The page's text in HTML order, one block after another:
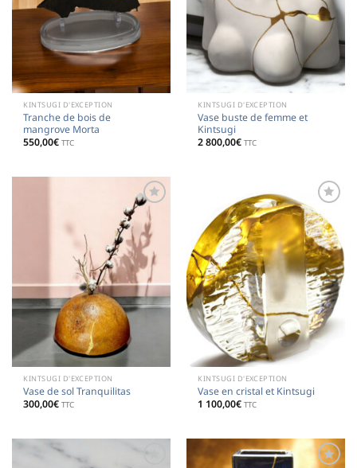
KINTSUGI D'EXCEPTION
Tranche de bois de
mangrove Morta
550,00€ TTC
KINTSUGI D'EXCEPTION
Vase buste de femme et
Kintsugi
2 800,00€ TTC
Ajouter
à la
liste de
souhaits
KINTSUGI D'EXCEPTION
Vase de sol Tranquilitas
300,00€ TTC
Ajouter
à la
liste de
souhaits
KINTSUGI D'EXCEPTION
Vase en cristal et Kintsugi
1 100,00€ TTC